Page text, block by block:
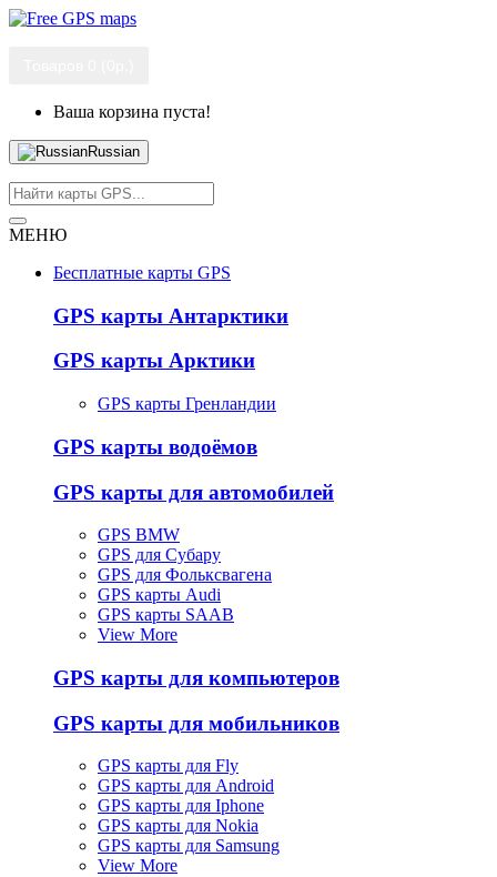
Ваша корзина пуста!
Russian
МЕНЮ
Бесплатные карты GPS
GPS карты Антарктики
GPS карты Арктики
GPS карты Гренландии
GPS карты водоёмов
GPS карты для автомобилей
GPS BMW
GPS для Субару
GPS для Фольксвагена
GPS карты Audi
GPS карты SAAB
View More
GPS карты для компьютеров
GPS карты для мобильников
GPS карты для Fly
GPS карты для Android
GPS карты для Iphone
GPS карты для Nokia
GPS карты для Samsung
View More